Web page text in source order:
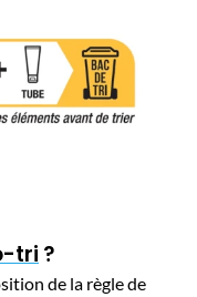
tri ?
de la règle de